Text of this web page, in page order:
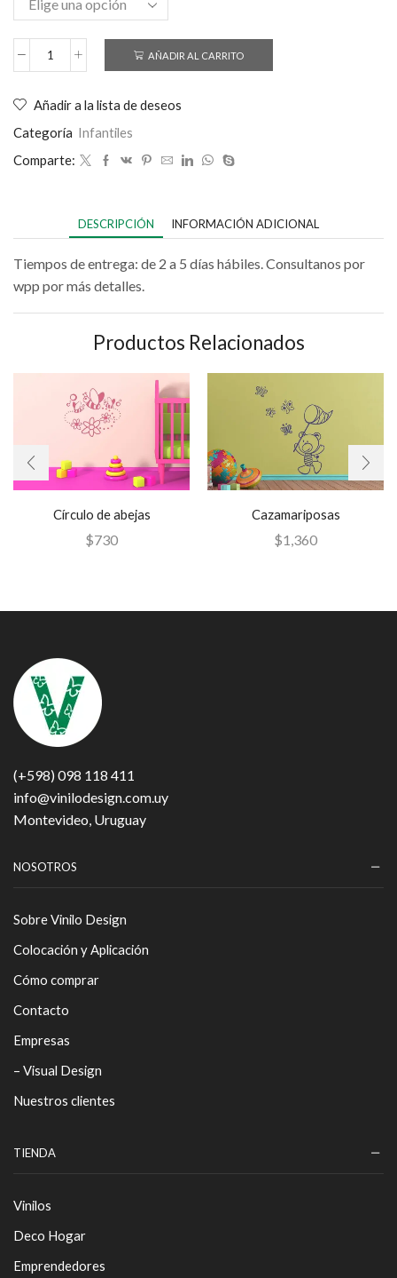
AÑADIR AL CARRITO
Añadir a la lista de deseos
Categoría Infantiles
Comparte:
DESCRIPCIÓN INFORMACIÓN ADICIONAL
Tiempos de entrega: de 2 a 5 días hábiles. Consultanos por
wpp por más detalles.
Productos Relacionados
Círculo de abejas
$730
Cazamariposas
$1,360
(+598) 098 118 411
info@vinilodesign.com.uy
Montevideo, Uruguay
NOSOTROS
Sobre Vinilo Design
Colocación y Aplicación
Cómo comprar
Contacto
Empresas
– Visual Design
Nuestros clientes
TIENDA
Vinilos
Deco Hogar
Emprendedores